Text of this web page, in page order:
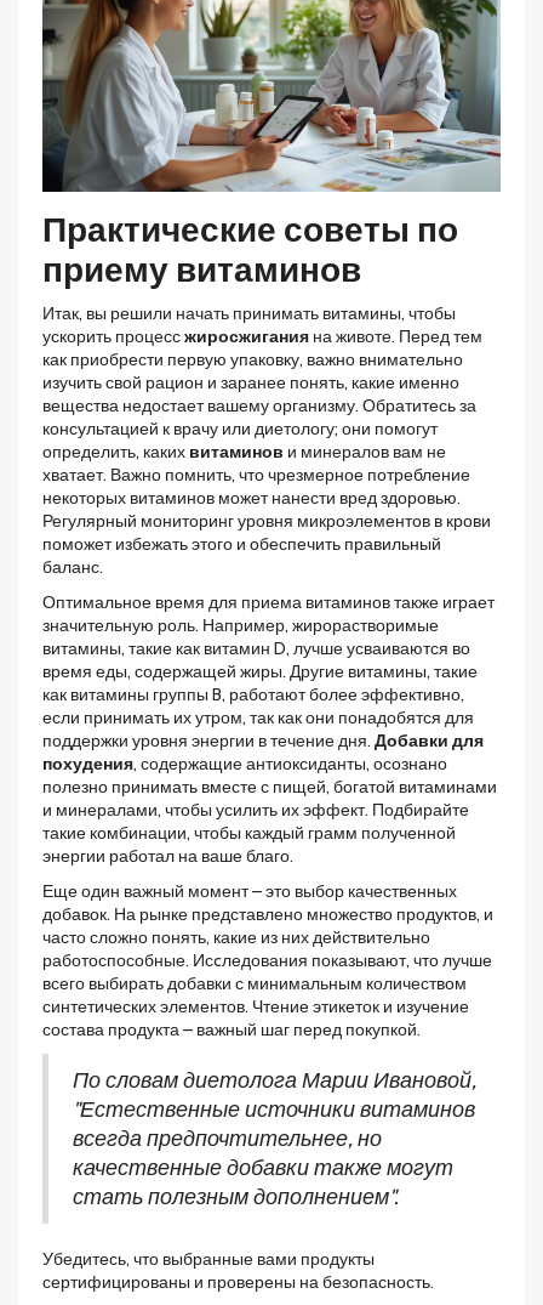
Практические советы по
приему витаминов
Итак, вы решили начать принимать витамины, чтобы
ускорить процессжиросжигания на животе. Перед тем
как приобрести первую упаковку, важно внимательно
изучить свой рацион и заранее понять, какие именно
вещества недостает вашему организму. Обратитесь за
консультацией к врачу или диетологу; они помогут
определить, каких витаминов и минералов вам не
хватает. Важно помнить, что чрезмерное потребление
некоторых витаминов может нанести вред здоровью.
Регулярный мониторинг уровня микроэлементов в крови
поможет избежать этого и обеспечить правильный
баланс.
Оптимальное время для приема витаминов также играет
значительную роль. Например, жирорастворимые
витамины, такие как витамин D, лучше усваиваются во
время еды, содержащей жиры. Другие витамины, такие
как витамины группы B, работают более эффективно,
если принимать их утром, так как они понадобятся для
поддержки уровня энергии в течение дня. Добавки для
похудения, содержащие антиоксиданты, осознано
полезно принимать вместе с пищей, богатой витаминами
и минералами, чтобы усилить их эффект. Подбирайте
такие комбинации, чтобы каждый грамм полученной
энергии работал на ваше благо.
Еще один важный момент – это выбор качественных
добавок. На рынке представлено множество продуктов, и
часто сложно понять, какие из них действительно
работоспособные. Исcледования показывают, что лучше
всего выбирать добавки с минимальным количеством
синтетических элементов. Чтение этикеток и изучение
состава продукта – важный шаг перед покупкой.
По словам диетолога Марии Ивановой,
"Естественные источники витаминов
всегда предпочтительнее, но
качественные добавки также могут
стать полезным дополнением".
Убедитесь, что выбранные вами продукты
сертифицированы и проверены на безопасность.